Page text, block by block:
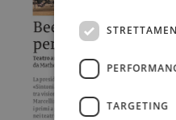
TARGETING